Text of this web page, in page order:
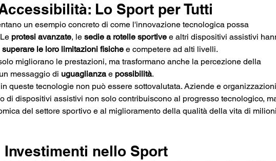
Lo Sport per Tutti
un esempio concreto di come l'innovazione tecnologica possa
protesi avanzate, le sedie a rotelle sportive e altri dispositivi assistivi
superare le loro limitazioni fisiche e competere ad alti livelli.
migliorano le prestazioni, ma trasformano anche la percezione della
messaggio di uguaglianza e possibilità​.
queste tecnologie non può essere sottovalutata. Aziende e organizzazioni
di dispositivi assistivi non solo contribuiscono al progresso tecnologico,
del settore sportivo e al miglioramento della qualità della vita di
nello Sport